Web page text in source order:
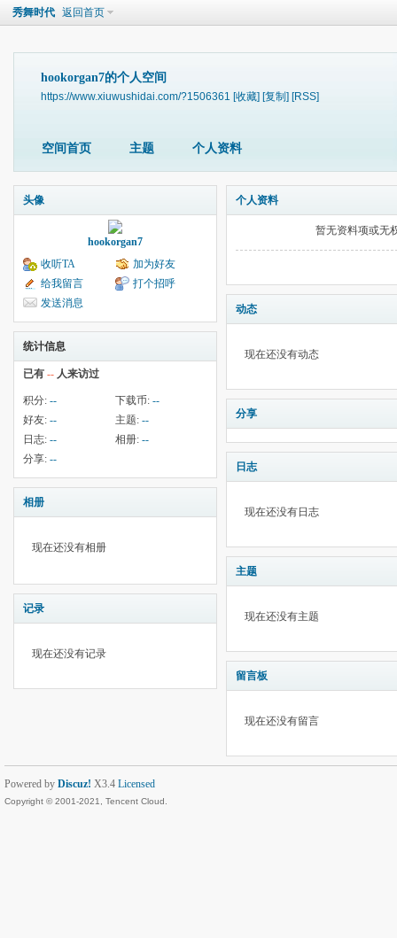
秀舞时代 返回首页
hookorgan7的个人空间
https://www.xiuwushidai.com/?1506361 [收藏] [复制] [RSS]
空间首页 主题 个人资料
头像
hookorgan7
收听TA
加为好友
给我留言
打个招呼
发送消息
统计信息
已有 -- 人来访过
积分: -- 下载币: --
好友: -- 主题: --
日志: -- 相册: --
分享: --
相册
现在还没有相册
记录
现在还没有记录
个人资料
暂无资料项或无
动态
现在还没有动态
分享
日志
现在还没有日志
主题
现在还没有主题
留言板
现在还没有留言
Powered by Discuz! X3.4 Licensed
Copyright © 2001-2021, Tencent Cloud.